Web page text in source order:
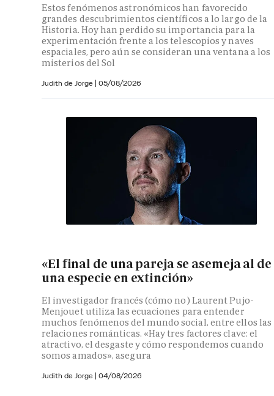
Estos fenómenos astronómicos han favorecido
grandes descubrimientos científicos a lo largo de la
Historia. Hoy han perdido su importancia para la
experimentación frente a los telescopios y naves
espaciales, pero aún se consideran una ventana a los
misterios del Sol
Judith de Jorge | 05/08/2026
«El final de una pareja se asemeja al de
una especie en extinción»
El investigador francés (cómo no) Laurent Pujo-
Menjouet utiliza las ecuaciones para entender
muchos fenómenos del mundo social, entre ellos las
relaciones románticas. «Hay tres factores clave: el
atractivo, el desgaste y cómo respondemos cuando
somos amados», asegura
Judith de Jorge | 04/08/2026